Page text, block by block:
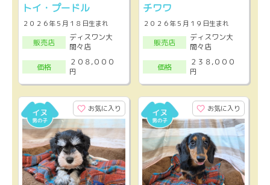
トイ・プードル
２０２６年５月１８日生まれ
販売店
ディスワン大
間々店
価格
２０８,０００
円
チワワ
２０２６年５月１９日生まれ
販売店
ディスワン大
間々店
価格
２３８,０００
円
お気に入り お気に入り